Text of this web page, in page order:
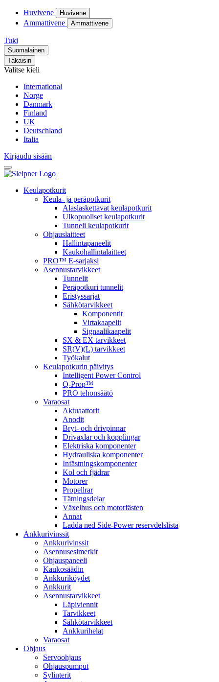
Huvivene Huvivene
Ammattivene Ammattivene
Tuki
Suomalainen
Takaisin
Valitse kieli
International
Norge
Danmark
Finland
UK
Deutschland
Italia
Kirjaudu sisään
Keulapotkurit
Keula- ja peräpotkurit
Alaslaskettavat keulapotkurit
Ulkopuoliset keulapotkurit
Tunneli keulapotkurit
Ohjauslaitteet
Hallintapaneelit
Kaukohallintalaitteet
PRO™ E-sarjaksi
Asennustarvikkeet
Tunnelit
Peräpotkuri tunnelit
Eristyssarjat
Sähkötarvikkeet
Komponentit
Virtakaapelit
Signaalikaapelit
SX & EX tarvikkeet
SR(V)(L) tarvikkeet
Työkalut
Keulapotkurin päivitys
Intelligent Power Control
Q-Prop™
PRO tehonsäätö
Varaosat
Aktuaattorit
Anodit
Bryt- och drivpinnar
Drivaxlar och kopplingar
Elektriska komponenter
Hydrauliska komponenter
Infästningskomponenter
Kol och fjädrar
Motorer
Propellrar
Tätningsdelar
Växelhus och motorfästen
Annat
Ladda ned Side-Power reservdelslista
Ankkurivinssit
Ankkurivinssit
Asennusesimerkit
Ohjauspaneeli
Kaukosäädin
Ankkuriköydet
Ankkurit
Asennustarvikkeet
Läpiviennit
Tarvikkeet
Sähkötarvikkeet
Ankkurihelat
Varaosat
Ohjaus
Servoohjaus
Ohjauspumput
Sylinterit